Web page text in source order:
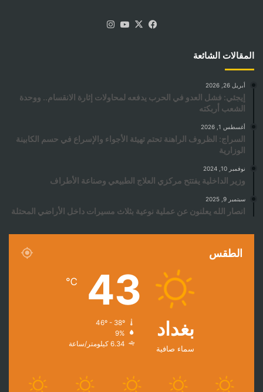
فيسبوك
‫X
‫YouTube
المقالات الشائعة
أبريل 26, 2026
إيجئي: فشل العدو في الحرب يدفعه لمحاولات إثارة الانقسام.. ووحدة
الشعب أربكته
أغسطس 1, 2026
السراج: الظروف الراهنة تحتم تهيئة الأجواء والإسراع في حسم الكابينة
الوزارية
نوفمبر 10, 2024
وزير الداخلية يفتتح مركزي العلاج الطبيعي وصناعة الأطراف
سبتمبر 9, 2025
انصار الله يعلنون عن عملية نوعية بثلاث مسيرات داخل الأراضي المحتلة
الطقس
بغداد
سماء صافية
43
℃
9%
6.34 كيلومتر/ساعة